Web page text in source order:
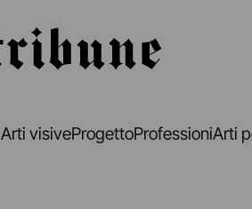
Arti visiveProgettoProfessioniArti